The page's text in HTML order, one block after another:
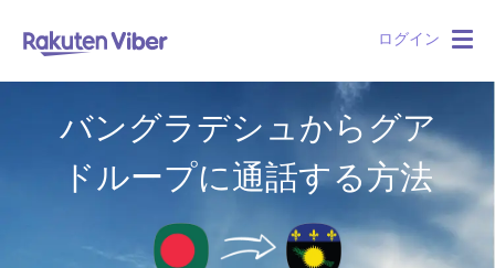
ログイン
バングラデシュからグア
ドループに通話する方法